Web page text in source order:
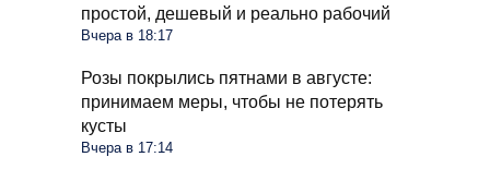
простой, дешевый и реально рабочий
Вчера в 18:17
Розы покрылись пятнами в августе:
принимаем меры, чтобы не потерять
кусты
Вчера в 17:14